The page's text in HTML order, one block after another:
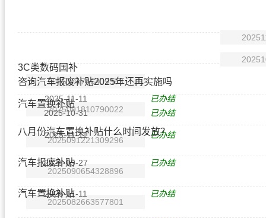
3C类数码国补
2025-11-11 已办结
咨询汽车报废补贴2025年还再实施吗
2025-10-31 已办结
2025101746409363
汽车置换补贴
2025-11-11 已办结
2025091810790022
八月份汽车置换补贴什么时间发放？
2025-09-27 已办结
2025091221309296
汽车报废补贴
2025-11-11 已办结
2025090654328896
汽车置换补贴
2025082663577801